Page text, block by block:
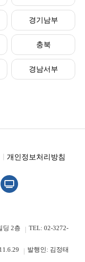
경기남부
충북
경남서부
개인정보처리방침
딩 2층
TEL: 02-3272-
발행인: 김정태